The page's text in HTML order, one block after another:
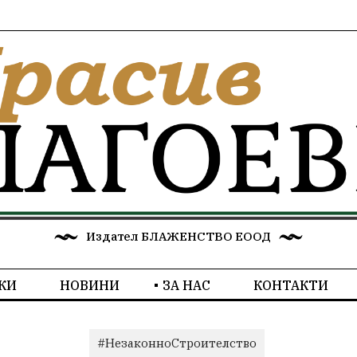
Издател БЛАЖЕНСТВО ЕООД
НОВИНИ ЗА НАС КОНТАКТИ
#НезаконноСтроителство